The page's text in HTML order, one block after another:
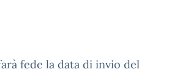
fede la data di invio del